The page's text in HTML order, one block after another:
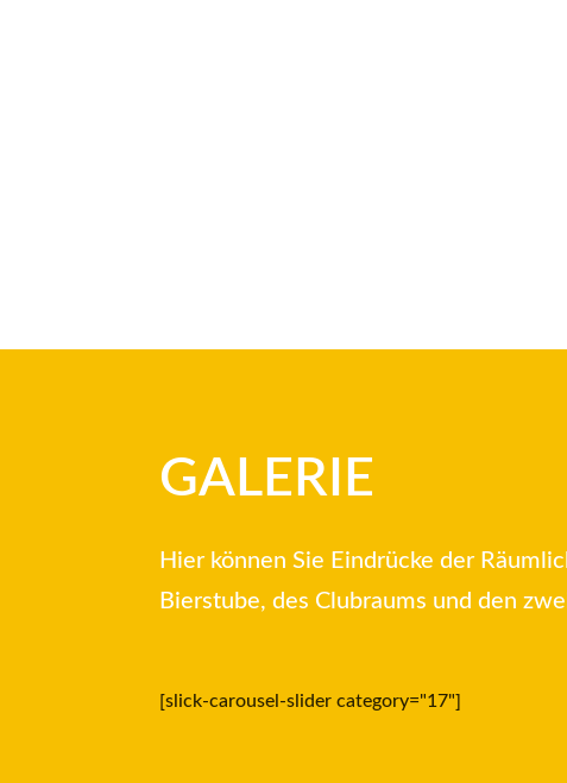
GALERIE
Hier können Sie Eindrücke der
Bierstube, des Clubraums und den
[slick-carousel-slider category="17"]